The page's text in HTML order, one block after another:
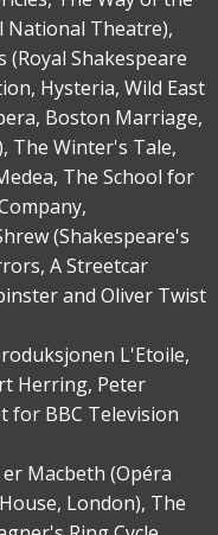
National Theatre),
Shakespeare
Hysteria, Wild East
Boston Marriage,
The Winter's Tale,
The School for
(Shakespeare's
A Streetcar
and Oliver Twist
L'Etoile,
Herring, Peter
for BBC Television
Macbeth (Opéra
London), The